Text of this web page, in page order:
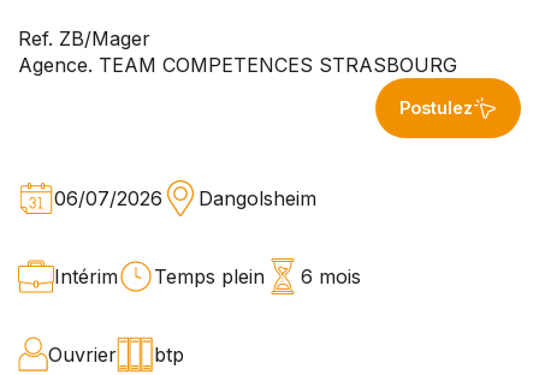
Ref. ZB/Mager
Agence. TEAM COMPETENCES STRASBOURG
Postulez
06/07/2026 Dangolsheim
Intérim Temps plein 6 mois
Ouvrier btp